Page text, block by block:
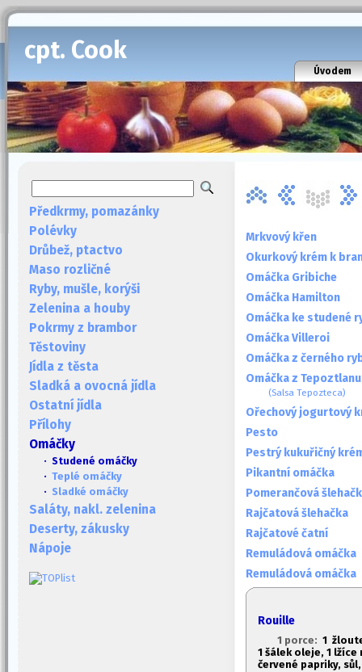
cpt. Cook
Úvodem
Předkrmy, pomazánky
Polévky
Drůbež, ptactvo
Maso rozličné
Ryby, mušle, korýši
Zelenina a houby
Pokrmy z brambor
Těstoviny
Jídla z těsta
Sladká a ovocná jídla
Ostatní jídla
Přílohy
Omáčky
· Studené omáčky
· Teplé omáčky
· Sladké omáčky
Saláty, nakl. zelenina
Deserty, zákusky
Nápoje
Mrkvový křen
Okurkový krém k
Omáčka Gribiche
Omáčka Hamilton
Omáčka ke studené
Omáčka Villeroi
Omáčka z černého
Omáčka z Tepoztlanu
(Salsa Tepozteca)
Ořechový jogurtový
Pesto
Pestrý kukuřičný
Pikantní omáčka
Pomerančová
Rajčatová šlehačka
Rajčatové čatní
Remuládová omáčka
Remuládová omáčka
Rouille
1 porce: 1
1 šálek oleje, 1 lžíce
červené papriky,